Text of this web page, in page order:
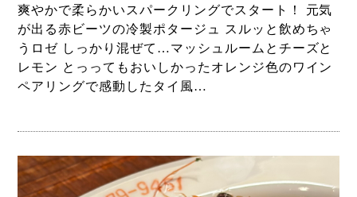
爽やかで柔らかいスパークリングでスタート！ 元気
が出る赤ビーツの冷製ポタージュ スルッと飲めちゃ
うロゼ しっかり混ぜて…マッシュルームとチーズと
レモン とっってもおいしかったオレンジ色のワイン
ペアリングで感動したタイ風…